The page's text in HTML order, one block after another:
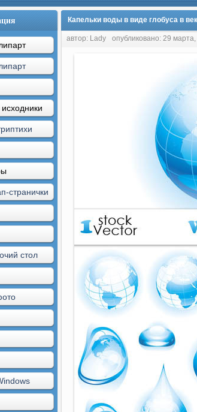
странички
стол
Капельки воды в виде глобуса в
автор: Lady опубликовано: 29